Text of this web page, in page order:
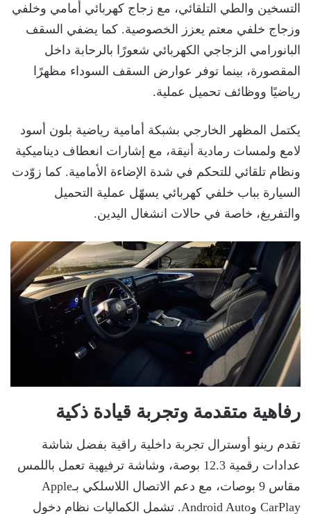
التسخين والطي التلقائي، مع زجاج كهربائي أمامي وخلفي
وزجاج خلفي معتم يعزز الخصوصية. كما يضفي السقف
البانورامي الزجاجي الكهربائي شعورًا بالرحابة داخل
المقصورة، بينما توفر عوارض السقف السوداء مظهرًا
رياضيًا ووظائف تحميل عملية.
يكتمل المظهر الخارجي بشبكة أمامية رياضية بلون أسود
لامع ولمسات رمادية أنيقة، مع إشارات انعطاف ديناميكية
ونظام تلقائي للتحكم في شدة الإضاءة الأمامية. كما زوّدت
السيارة بباب خلفي كهربائي يسهّل عملية التحميل
والتفريغ، خاصة في حالات انشغال اليدين.
رفاهية متقدمة وتجربة قيادة ذكية
تقدم رينو أوسترال تجربة داخلية راقية بفضل شاشة
عدادات رقمية 12.3 بوصة، وشاشة ترفيهية تعمل باللمس
مقاس 9 بوصات، مع دعم الاتصال اللاسلكي بـApple
CarPlay وAndroid Auto. تشمل الكماليات نظام دخول